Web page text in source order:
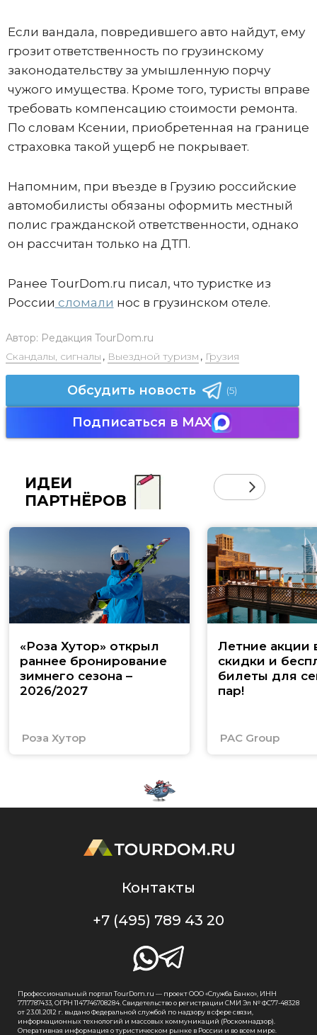
Если вандала, повредившего авто найдут, ему
грозит ответственность по грузинскому
законодательству за умышленную порчу
чужого имущества. Кроме того, туристы вправе
требовать компенсацию стоимости ремонта.
По словам Ксении, приобретенная на границе
страховка такой ущерб не покрывает.
Напомним, при въезде в Грузию российские
автомобилисты обязаны оформить местный
полис гражданской ответственности, однако
он рассчитан только на ДТП.
Ранее TourDom.ru писал, что туристке из
России сломали нос в грузинском отеле.
Автор: Редакция TourDom.ru
Скандалы, сигналы , Выездной туризм , Грузия
Обсудить новость (5)
Подписаться в MAX
ИДЕИ
ПАРТНЁРОВ
«Роза Хутор» открыл
раннее бронирование
зимнего сезона –
2026/2027
Роза Хутор
Летние акции
скидки и
билеты для
пар!
PAC Group
Контакты
+7 (495) 789 43 20
Профессиональный портал TourDom.ru — проект ООО «Служба Банко», ИНН
7717787433, ОГРН 1147746708284. Свидетельство о регистрации СМИ Эл № ФС77-48328
от 23.01.2012 г. выдано Федеральной службой по надзору в сфере связи,
информационных технологий и массовых коммуникаций (Роскомнадзор).
Оперативная информация о туристическом рынке в России и во всем мире.